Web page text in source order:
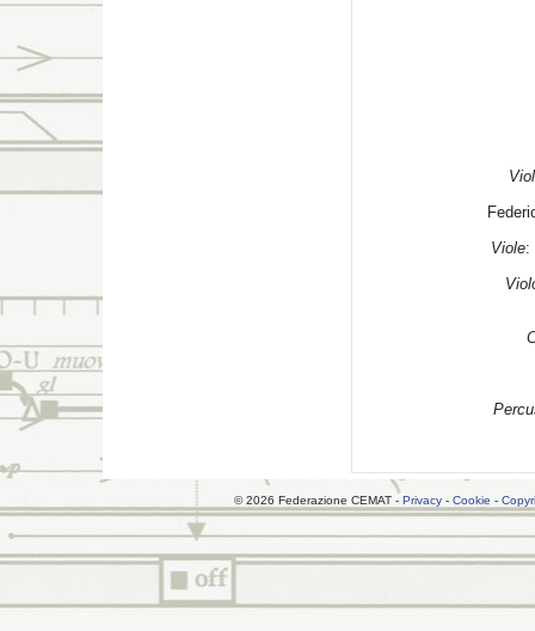
Viole:
© 2026 Federazione CEMAT - Privacy- Cookie -